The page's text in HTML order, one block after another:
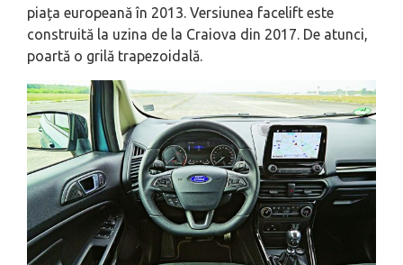
piața europeană în 2013. Versiunea facelift este
construită la uzina de la Craiova din 2017. De atunci,
poartă o grilă trapezoidală.